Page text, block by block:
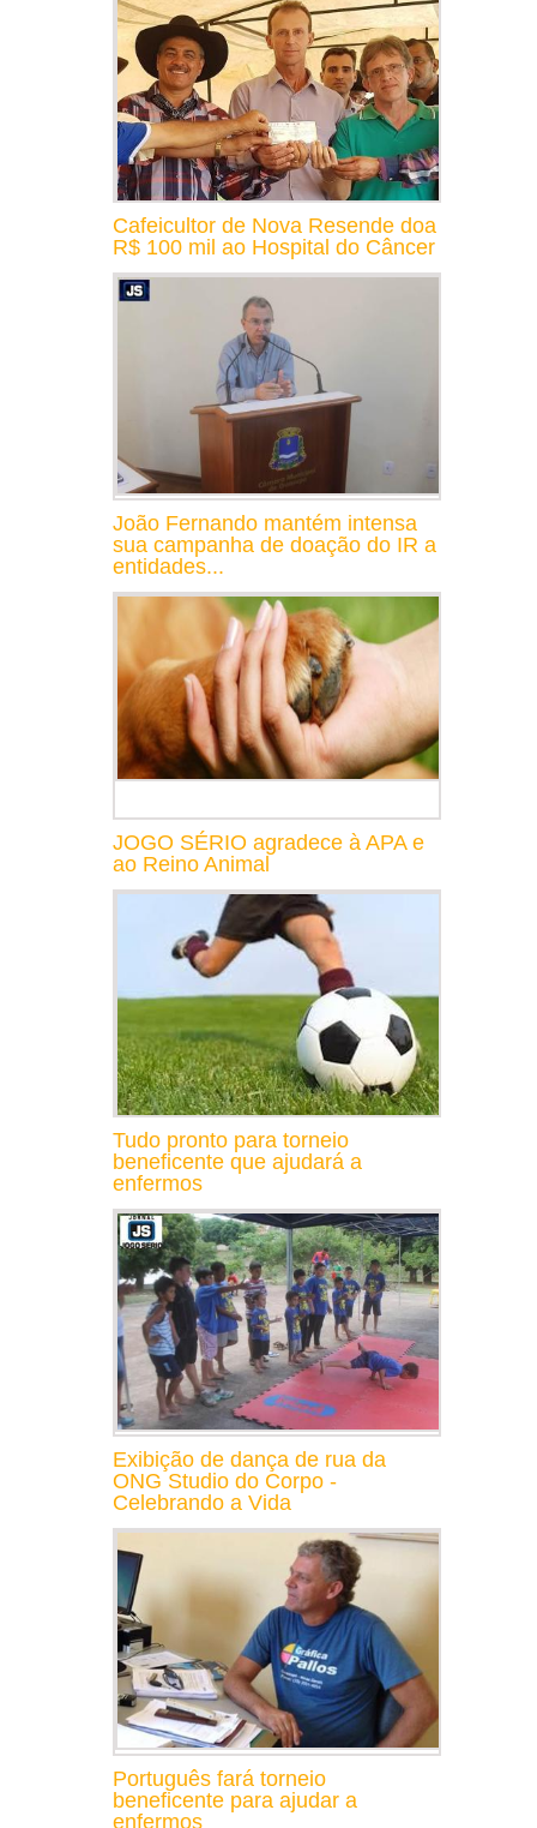
Cafeicultor de Nova Resende doa
R$ 100 mil ao Hospital do Câncer
João Fernando mantém intensa
sua campanha de doação do IR a
entidades...
JOGO SÉRIO agradece à APA e
ao Reino Animal
Tudo pronto para torneio
beneficente que ajudará a
enfermos
Exibição de dança de rua da
ONG Studio do Corpo -
Celebrando a Vida
Português fará torneio
beneficente para ajudar a
enfermos